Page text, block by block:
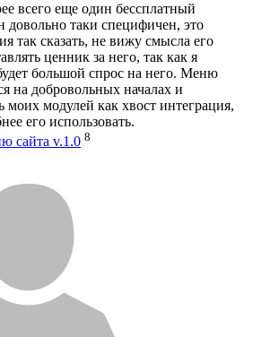
всего еще один бессплатный
таки специфичен, это
так сказать, не вижу смысла его
ценник за него, так как я
большой спрос на него. Меню
на добровольных началах и
моих модулей как хвост интеграция,
его использовать.
сайта v.1.0 8